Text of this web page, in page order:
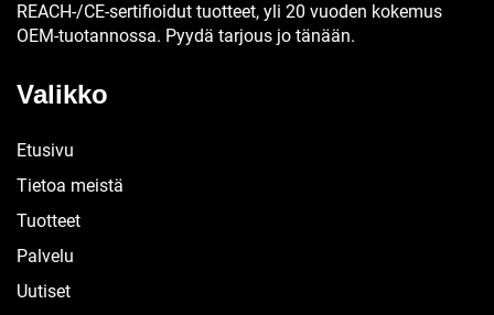
REACH-/CE-sertifioidut tuotteet, yli 20 vuoden kokemus
OEM-tuotannossa. Pyydä tarjous jo tänään.
Valikko
Etusivu
Tietoa meistä
Tuotteet
Palvelu
Uutiset